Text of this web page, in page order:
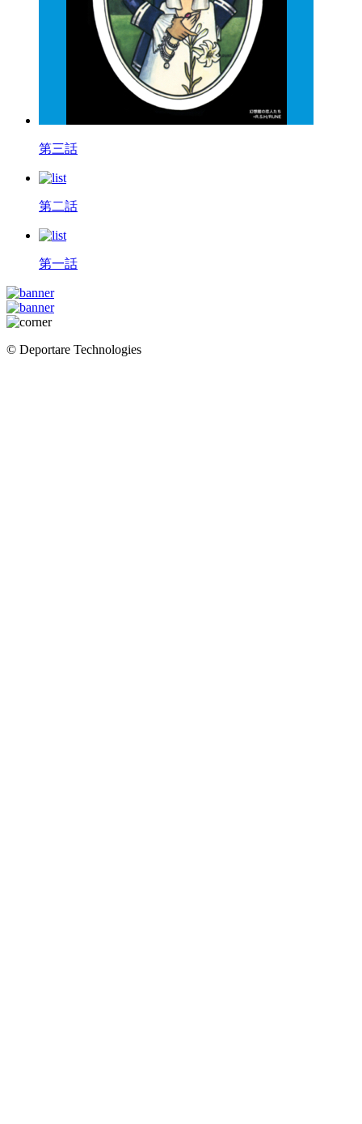
第三話
第二話
第一話
© Deportare Technologies